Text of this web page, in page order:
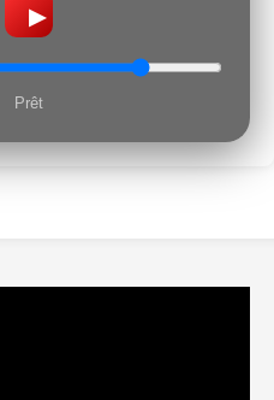
▶
Prêt